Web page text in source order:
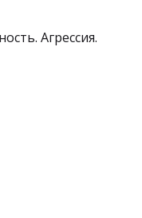
Агрессия.